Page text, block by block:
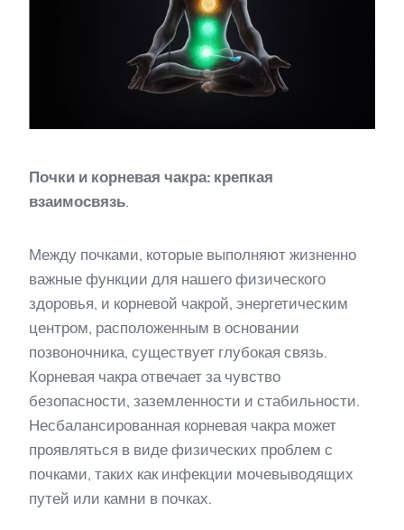
Почки и корневая чакра: крепкая
взаимосвязь.
Между почками, которые выполняют жизненно
важные функции для нашего физического
здоровья, и корневой чакрой, энергетическим
центром, расположенным в основании
позвоночника, существует глубокая связь.
Корневая чакра отвечает за чувство
безопасности, заземленности и стабильности.
Несбалансированная корневая чакра может
проявляться в виде физических проблем с
почками, таких как инфекции мочевыводящих
путей или камни в почках.